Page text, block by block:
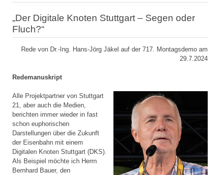
„Der Digitale Knoten Stuttgart – Segen oder
Fluch?“
Rede von Dr.-Ing. Hans-Jörg Jäkel auf der 717. Montagsdemo am
29.7.2024
Redemanuskript
Alle Projektpartner von Stuttgart
21, aber auch die Medien,
berichten immer wieder in fast
schon euphorischen
Darstellungen über die Zukunft
der Eisenbahn mit einem
Digitalen Knoten Stuttgart (DKS).
Als Beispiel möchte ich Herrn
Bernhard Bauer, den